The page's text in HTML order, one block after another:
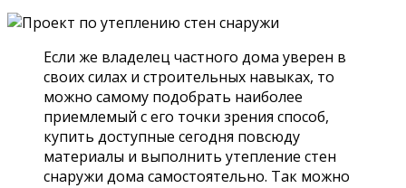
Если же владелец частного дома уверен в
своих силах и строительных навыках, то
можно самому подобрать наиболее
приемлемый с его точки зрения способ,
купить доступные сегодня повсюду
материалы и выполнить утепление стен
снаружи дома самостоятельно. Так можно